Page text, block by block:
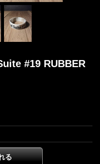
#19 RUBBER